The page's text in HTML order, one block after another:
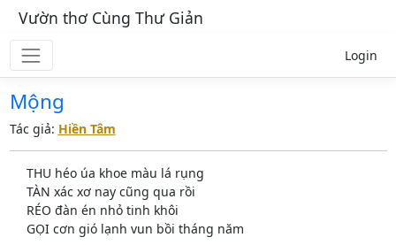
Vườn thơ Cùng Thư Giản
Login
Mộng
Tác giả: Hiền Tâm
THU héo úa khoe màu lá rụng
TÀN xác xơ nay cũng qua rồi
RÉO đàn én nhỏ tinh khôi
GỌI cơn gió lạnh vun bồi tháng năm